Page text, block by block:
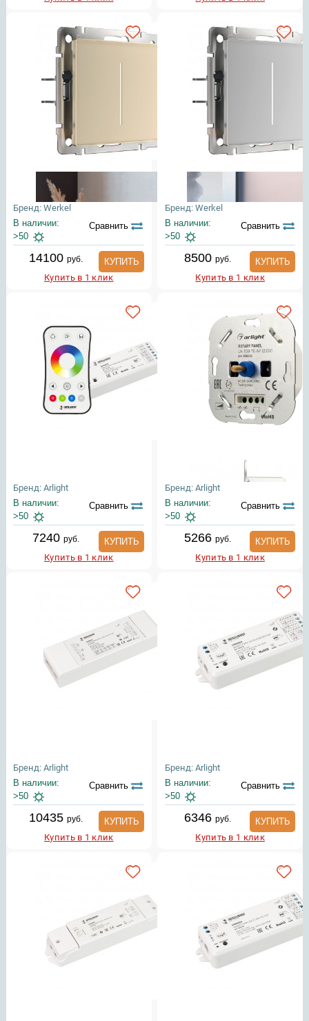
Бренд: Werkel
В наличии:
>50
Сравнить
14100руб.
КУПИТЬ
Купить в 1 клик
Бренд: Werkel
В наличии:
>50
Сравнить
8500 руб.
КУПИТЬ
Купить в 1 клик
Бренд: Arlight
В наличии:
>50
Сравнить
7240руб.
КУПИТЬ
Купить в 1 клик
Бренд: Arlight
В наличии:
>50
Сравнить
5266 руб.
КУПИТЬ
Купить в 1 клик
Бренд: Arlight
В наличии:
>50
Сравнить
10435руб.
КУПИТЬ
Купить в 1 клик
Бренд: Arlight
В наличии:
>50
Сравнить
6346 руб.
КУПИТЬ
Купить в 1 клик